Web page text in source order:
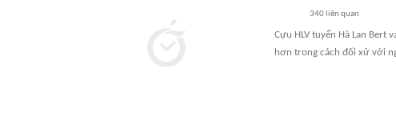
340 liên quan
Cựu HLV tuyển Hà Lan Bert
hơn trong cách đối xử với